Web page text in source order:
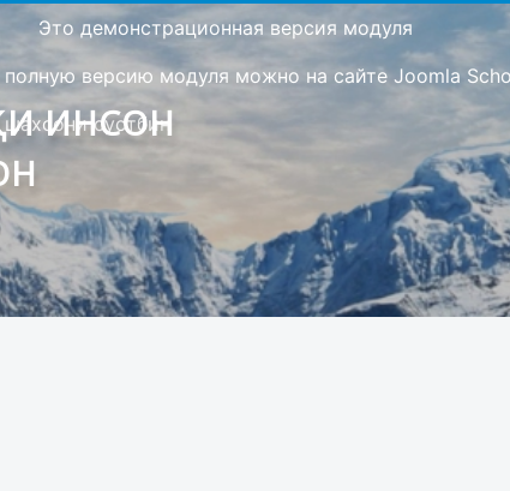
Это демонстрационная версия модуля
полную версию модуля можно на сайте Joomla
сустбин
ИНСОН